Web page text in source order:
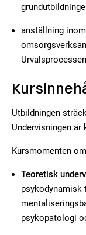
anställning
Utbildningen
Undervisningen är
Kursmomenten
Teoretisk
psykodynamisk
psykopatologi